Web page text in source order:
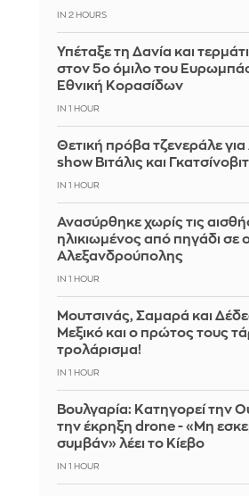
IN 2 HOURS
Υπέταξε τη Δανία και
στον 5ο όμιλο του
Εθνική Κορασίδων
IN 1 HOUR
Θετική πρόβα τζενεράλε
show Βιτάλις και
IN 1 HOUR
Ανασύρθηκε χωρίς τις
ηλικιωμένος από πηγάδι σε
Αλεξανδρούπολης
IN 1 HOUR
Μουτσινάς, Σαμαρά και
Μεξικό και ο πρώτος τους
τρολάρισμα!
IN 1 HOUR
Βουλγαρία: Κατηγορεί την
την έκρηξη drone - «Μη
συμβάν» λέει το Κίεβο
IN 1 HOUR